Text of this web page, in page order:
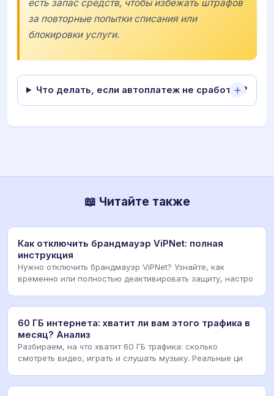
есть запас средств, чтобы избежать штрафов
за повторные попытки списания или
блокировки услуги.
Что делать, если автоплатеж не сработал?
📖 Читайте также
Как отключить брандмауэр ViPNet: полная
инструкция
Нужно отключить брандмауэр ViPNet? Узнайте, как
временно или полностью деактивировать защиту, настро
60 ГБ интернета: хватит ли вам этого трафика в
месяц? Анализ
Разбираем, на что хватит 60 ГБ трафика: сколько
смотреть видео, играть и слушать музыку. Реальные ци